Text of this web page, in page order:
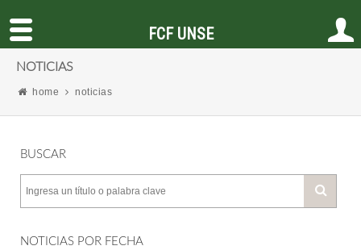
NOTICIAS
home noticias
BUSCAR
NOTICIAS POR FECHA
FCF UNSE